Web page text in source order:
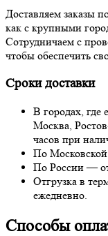
Доставляем заказы
как с крупными
Сотрудничаем с
чтобы обеспечить
Сроки доставки
В городах, где
Москва,
часов при
По
По России —
Отгрузка в
ежедневно.
Способы